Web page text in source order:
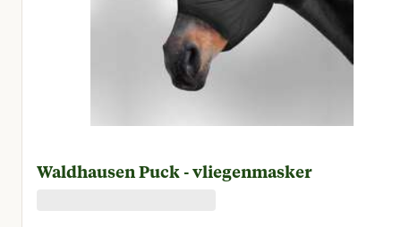
Waldhausen Puck - vliegenmasker